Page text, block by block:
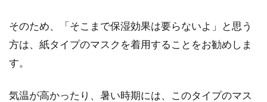
そのため、「そこまで保湿効果は要らないよ」と思う
方は、紙タイプのマスクを着用することをお勧めしま
す。
気温が高かったり、暑い時期には、このタイプのマス